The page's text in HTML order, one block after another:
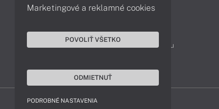
Kontakty
043 4224 771
Obchodné oddelenie
Reklamácia tovaru
Marketingové a reklamné cookies
POVOLIŤ VŠETKO
ODMIETNUŤ
PODROBNÉ NASTAVENIA